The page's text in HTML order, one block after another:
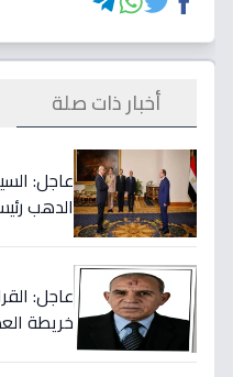
أخبار ذات صلة
عاجل:
الدهب
عاجل:
خريطة